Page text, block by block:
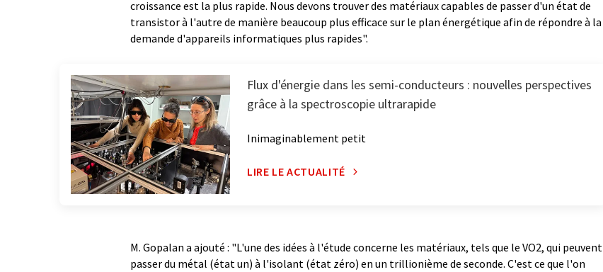
croissance est la plus rapide. Nous devons trouver des matériaux capables de passer d'un état de
transistor à l'autre de manière beaucoup plus efficace sur le plan énergétique afin de répondre à la
demande d'appareils informatiques plus rapides".
Flux d'énergie dans les semi-conducteurs : nouvelles perspectives
grâce à la spectroscopie ultrarapide
Inimaginablement petit
LIRE LE ACTUALITÉ
M. Gopalan a ajouté : "L'une des idées à l'étude concerne les matériaux, tels que le VO2, qui peuvent
passer du métal (état un) à l'isolant (état zéro) en un trillionième de seconde. C'est ce que l'on